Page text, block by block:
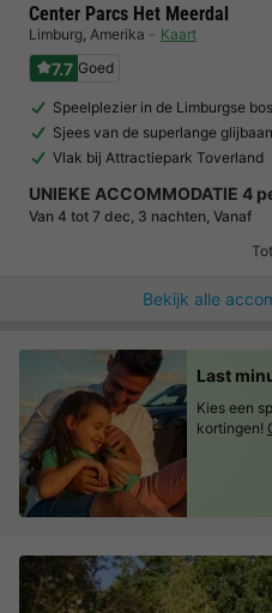
Center Parcs Het Meerdal
Limburg, Amerika Kaart
7.7 Goed
Speelplezier in de Limburgse
Sjees van de superlange
Vlak bij Attractiepark Toverland
UNIEKE ACCOMMODATIE 4
Van 4 tot 7 dec, 3 nachten, Vanaf
Bekijk alle
Last
Kies een
kortingen!